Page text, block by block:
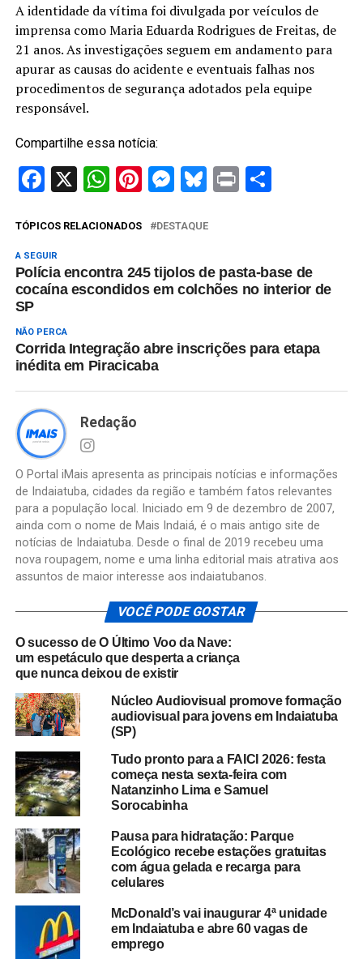
A identidade da vítima foi divulgada por veículos de
imprensa como Maria Eduarda Rodrigues de Freitas, de
21 anos. As investigações seguem em andamento para
apurar as causas do acidente e eventuais falhas nos
procedimentos de segurança adotados pela equipe
responsável.
Compartilhe essa notícia:
Facebook
X WhatsApp
Pinterest
Messenger
Bluesky
PrintShare
TÓPICOS RELACIONADOS DESTAQUE
A SEGUIR
Polícia encontra 245 tijolos de pasta-base de
cocaína escondidos em colchões no interior de
SP
NÃO PERCA
Corrida Integração abre inscrições para etapa
inédita em Piracicaba
Redação
O Portal iMais apresenta as principais notícias e informações
de Indaiatuba, cidades da região e também fatos relevantes
para a população local. Iniciado em 9 de dezembro de 2007,
ainda com o nome de Mais Indaiá, é o mais antigo site de
notícias de Indaiatuba. Desde o final de 2019 recebeu uma
nova roupagem, nome e uma linha editorial mais atrativa aos
assuntos de maior interesse aos indaiatubanos.
VOCÊ PODE GOSTAR
O sucesso de O Último Voo da Nave:
um espetáculo que desperta a criança
que nunca deixou de existir
Núcleo Audiovisual promove formação
audiovisual para jovens em Indaiatuba
(SP)
Tudo pronto para a FAICI 2026: festa
começa nesta sexta-feira com
Natanzinho Lima e Samuel
Sorocabinha
Pausa para hidratação: Parque
Ecológico recebe estações gratuitas
com água gelada e recarga para
celulares
McDonald’s vai inaugurar 4ª unidade
em Indaiatuba e abre 60 vagas de
emprego